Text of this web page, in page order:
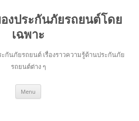
องประกันภัยรถยนต์โดย
เฉพาะ
ะกันภัยรถยนต์ เรื่องราวความรู้ด้านประกันภัย
รถยนต์ต่าง ๆ
Menu